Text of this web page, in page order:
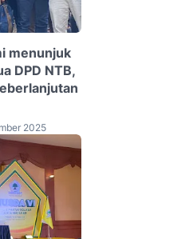
menunjuk
DPD NTB,
2025